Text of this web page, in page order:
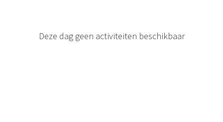
Deze dag geen activiteiten beschikbaar